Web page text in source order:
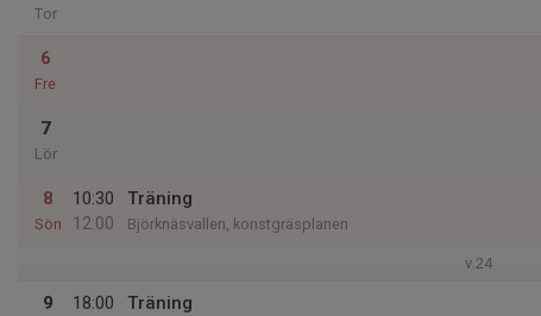
Tor
6
Fre
7
Lör
8
Sön
10:30
12:00
Träning
Björknäsvallen, konstgräsplanen
v.24
9
18:00
Träning